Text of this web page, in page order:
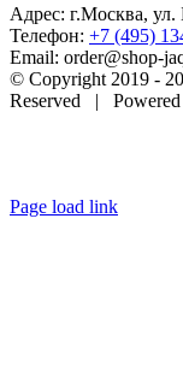
Адрес: г.Москва, ул.
Телефон: +7 (495)
Email: order@shop-
© Copyright 2019 -
Reserved |
Page load link